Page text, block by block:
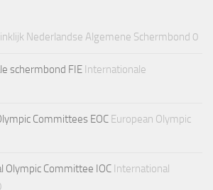
Nederlandse Algemene Schermbond 0
FIE Internationale
EOC European Olympic
IOC International